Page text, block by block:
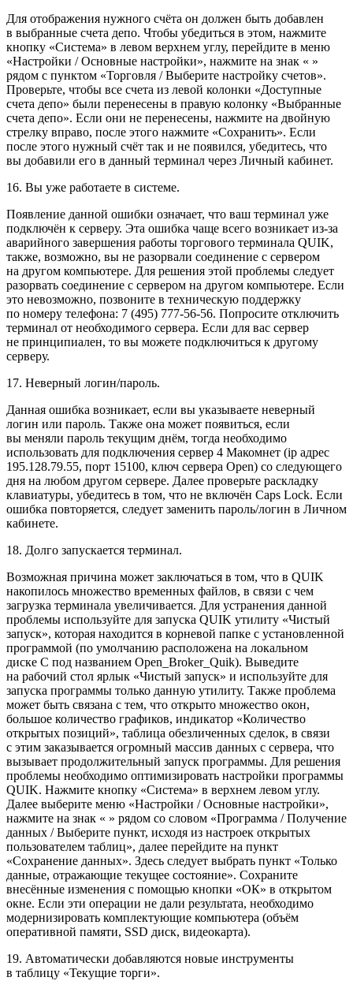
Для отображения нужного счёта он должен быть добавлен
в выбранные счета депо. Чтобы убедиться в этом, нажмите
кнопку «Система» в левом верхнем углу, перейдите в меню
«Настройки / Основные настройки», нажмите на знак « »
рядом с пунктом «Торговля / Выберите настройку счетов».
Проверьте, чтобы все счета из левой колонки «Доступные
счета депо» были перенесены в правую колонку «Выбранные
счета депо». Если они не перенесены, нажмите на двойную
стрелку вправо, после этого нажмите «Сохранить». Если
после этого нужный счёт так и не появился, убедитесь, что
вы добавили его в данный терминал через Личный кабинет.
16. Вы уже работаете в системе.
Появление данной ошибки означает, что ваш терминал уже
подключён к серверу. Эта ошибка чаще всего возникает из-за
аварийного завершения работы торгового терминала QUIK,
также, возможно, вы не разорвали соединение с сервером
на другом компьютере. Для решения этой проблемы следует
разорвать соединение с сервером на другом компьютере. Если
это невозможно, позвоните в техническую поддержку
по номеру телефона: 7 (495) 777-56-56. Попросите отключить
терминал от необходимого сервера. Если для вас сервер
не принципиален, то вы можете подключиться к другому
серверу.
17. Неверный логин/пароль.
Данная ошибка возникает, если вы указываете неверный
логин или пароль. Также она может появиться, если
вы меняли пароль текущим днём, тогда необходимо
использовать для подключения сервер 4 Макомнет (ip адрес
195.128.79.55, порт 15100, ключ сервера Open) со следующего
дня на любом другом сервере. Далее проверьте раскладку
клавиатуры, убедитесь в том, что не включён Caps Lock. Если
ошибка повторяется, следует заменить пароль/логин в Личном
кабинете.
18. Долго запускается терминал.
Возможная причина может заключаться в том, что в QUIK
накопилось множество временных файлов, в связи с чем
загрузка терминала увеличивается. Для устранения данной
проблемы используйте для запуска QUIK утилиту «Чистый
запуск», которая находится в корневой папке с установленной
программой (по умолчанию расположена на локальном
диске C под названием Open_Broker_Quik). Выведите
на рабочий стол ярлык «Чистый запуск» и используйте для
запуска программы только данную утилиту. Также проблема
может быть связана с тем, что открыто множество окон,
большое количество графиков, индикатор «Количество
открытых позиций», таблица обезличенных сделок, в связи
с этим заказывается огромный массив данных с сервера, что
вызывает продолжительный запуск программы. Для решения
проблемы необходимо оптимизировать настройки программы
QUIK. Нажмите кнопку «Система» в верхнем левом углу.
Далее выберите меню «Настройки / Основные настройки»,
нажмите на знак « » рядом со словом «Программа / Получение
данных / Выберите пункт, исходя из настроек открытых
пользователем таблиц», далее перейдите на пункт
«Сохранение данных». Здесь следует выбрать пункт «Только
данные, отражающие текущее состояние». Сохраните
внесённые изменения с помощью кнопки «ОК» в открытом
окне. Если эти операции не дали результата, необходимо
модернизировать комплектующие компьютера (объём
оперативной памяти, SSD диск, видеокарта).
19. Автоматически добавляются новые инструменты
в таблицу «Текущие торги».